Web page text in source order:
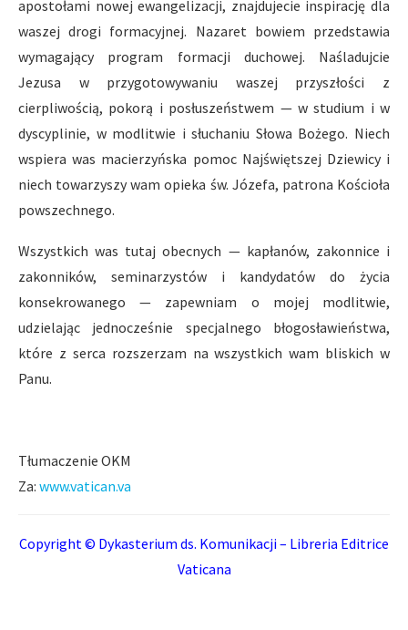
apostołami nowej ewangelizacji, znajdujecie inspirację dla
waszej drogi formacyjnej. Nazaret bowiem przedstawia
wymagający program formacji duchowej. Naśladujcie
Jezusa w przygotowywaniu waszej przyszłości z
cierpliwością, pokorą i posłuszeństwem — w studium i w
dyscyplinie, w modlitwie i słuchaniu Słowa Bożego. Niech
wspiera was macierzyńska pomoc Najświętszej Dziewicy i
niech towarzyszy wam opieka św. Józefa, patrona Kościoła
powszechnego.
Wszystkich was tutaj obecnych — kapłanów, zakonnice i
zakonników, seminarzystów i kandydatów do życia
konsekrowanego — zapewniam o mojej modlitwie,
udzielając jednocześnie specjalnego błogosławieństwa,
które z serca rozszerzam na wszystkich wam bliskich w
Panu.
Tłumaczenie OKM
Za: www.vatican.va
Copyright © Dykasterium ds. Komunikacji – Libreria Editrice
Vaticana